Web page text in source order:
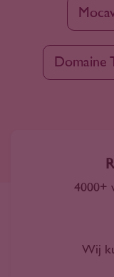
Domaine
4000+
Wij